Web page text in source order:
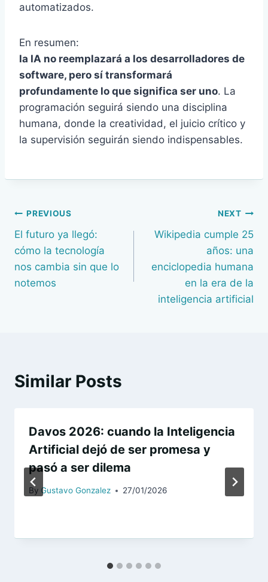
automatizados.
En resumen:
la IA no reemplazará a los desarrolladores de
software, pero sí transformará
profundamente lo que significa ser uno. La
programación seguirá siendo una disciplina
humana, donde la creatividad, el juicio crítico y
la supervisión seguirán siendo indispensables.
Navegación
de
entradas
PREVIOUS
El futuro ya llegó:
cómo la tecnología
nos cambia sin que lo
notemos
NEXT
Wikipedia cumple 25
años: una
enciclopedia humana
en la era de la
inteligencia artificial
Similar Posts
Davos 2026: cuando la Inteligencia
Artificial dejó de ser promesa y
pasó a ser dilema
By Gustavo Gonzalez 27/01/2026